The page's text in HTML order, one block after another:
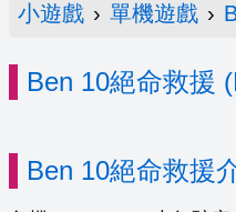
小遊戲 › 單機遊戲 ›
Ben 10絕命救援
Ben 10絕命救援